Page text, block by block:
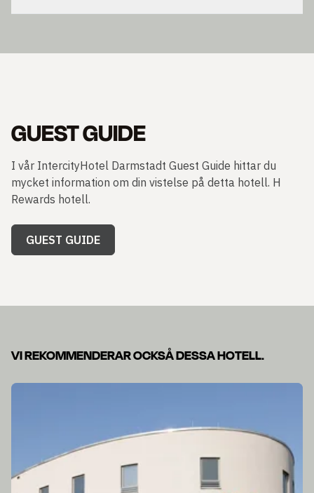
GUEST GUIDE
I vår IntercityHotel Darmstadt Guest Guide hittar du
mycket information om din vistelse på detta hotell. H
Rewards hotell.
GUEST GUIDE
VI REKOMMENDERAR OCKSÅ DESSA HOTELL.